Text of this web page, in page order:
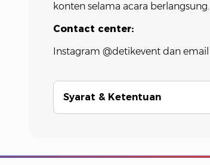
konten selama acara berlangsung.
Contact center:
Instagram @detikevent dan email
Syarat & Ketentuan